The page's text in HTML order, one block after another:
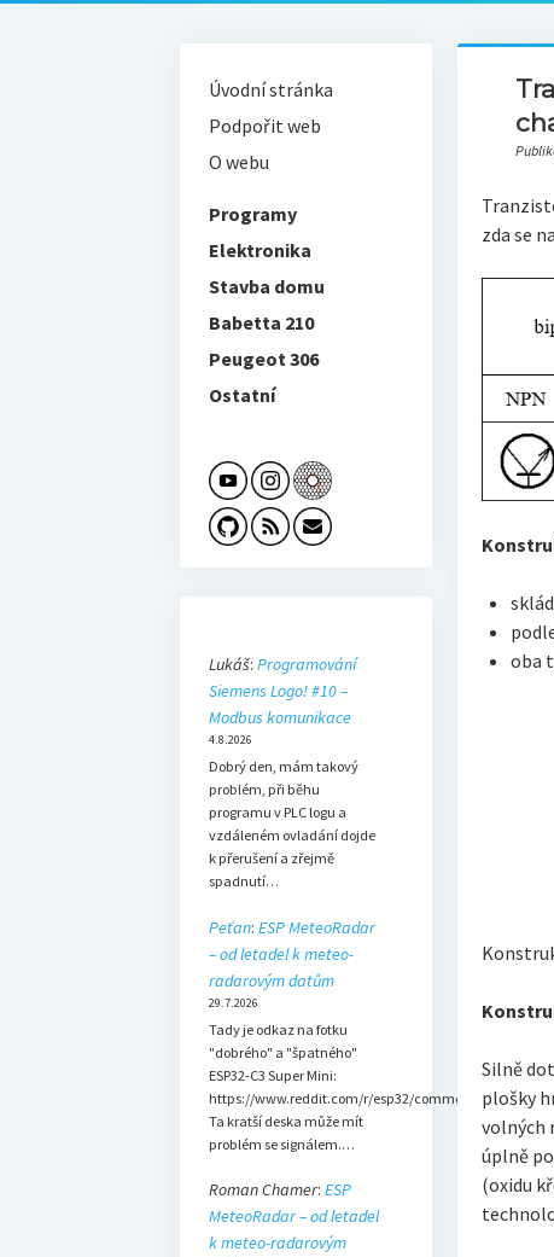
zda se
oba
Silně
plošky
volných
úplně
(oxidu
Úvodní stránka
Podpořit web
O webu
Programy
Elektronika
Stavba domu
Babetta 210
Peugeot 306
Ostatní
Lukáš: Programování
Siemens Logo! #10 –
Modbus komunikace
4.8.2026
Dobrý den, mám takový
problém, při běhu
programu v PLC logu a
vzdáleném ovladání dojde
k přerušení a zřejmě
spadnutí…
Peťan: ESP MeteoRadar
– od letadel k meteo-
radarovým datům
29.7.2026
Tady je odkaz na fotku
"dobrého" a "špatného"
ESP32-C3 Super Mini:
https://www.reddit.com/r/esp32/comments/1dsh3b5/
Ta kratší deska může mít
problém se signálem.…
Roman Chamer: ESP
MeteoRadar – od letadel
k meteo-radarovým